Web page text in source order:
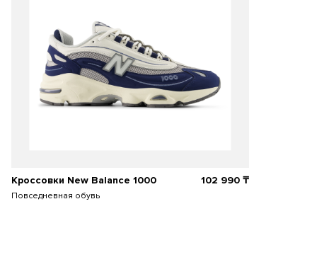
Кроссовки New Balance 1000
Повседневная обувь
102 990₸